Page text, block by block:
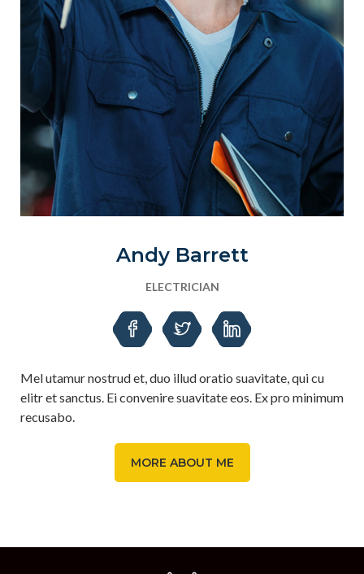
Andy Barrett
ELECTRICIAN
Mel utamur nostrud et, duo illud oratio suavitate, qui cu
elitr et sanctus. Ei convenire suavitate eos. Ex pro minimum
recusabo.
MORE ABOUT ME